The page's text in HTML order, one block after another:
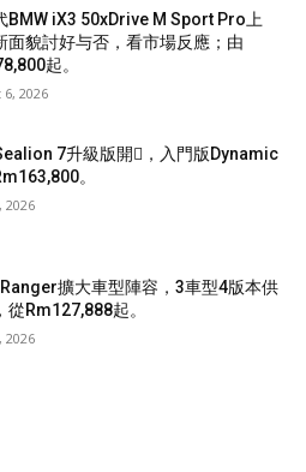
BMW iX3 50xDrive M Sport Pro上
面貌討好与否，看市場反應；由
起。
6, 2026
7升級版開𧷗，入門版Dynamic
。
2026
擴大車型陣容，3車型4版本供
從Rm127,888起。
2026